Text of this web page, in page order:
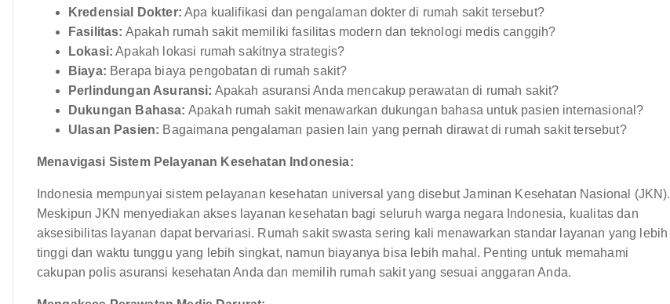
Kredensial Dokter: Apa kualifikasi dan pengalaman dokter di rumah sakit tersebut?
Fasilitas: Apakah rumah sakit memiliki fasilitas modern dan teknologi medis canggih?
Lokasi: Apakah lokasi rumah sakitnya strategis?
Biaya: Berapa biaya pengobatan di rumah sakit?
Perlindungan Asuransi: Apakah asuransi Anda mencakup perawatan di rumah sakit?
Dukungan Bahasa: Apakah rumah sakit menawarkan dukungan bahasa untuk pasien internasional?
Ulasan Pasien: Bagaimana pengalaman pasien lain yang pernah dirawat di rumah sakit tersebut?
Menavigasi Sistem Pelayanan Kesehatan Indonesia:
Indonesia mempunyai sistem pelayanan kesehatan universal yang disebut Jaminan Kesehatan Nasional (JKN).
Meskipun JKN menyediakan akses layanan kesehatan bagi seluruh warga negara Indonesia, kualitas dan
aksesibilitas layanan dapat bervariasi. Rumah sakit swasta sering kali menawarkan standar layanan yang lebih
tinggi dan waktu tunggu yang lebih singkat, namun biayanya bisa lebih mahal. Penting untuk memahami
cakupan polis asuransi kesehatan Anda dan memilih rumah sakit yang sesuai anggaran Anda.